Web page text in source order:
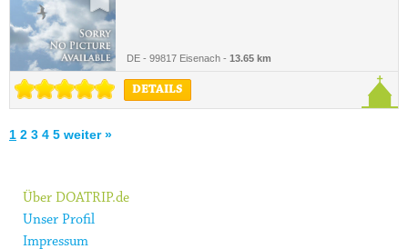
DE - 99817 Eisenach - 13.65 km
DETAILS
1 2 3 4 5 weiter »
Über DOATRIP.de
Unser Profil
Impressum